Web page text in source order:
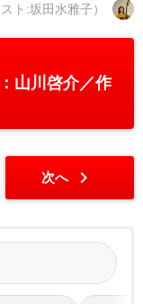
ト:坂田水雅子）
山川啓介／作
次へ chevron_right